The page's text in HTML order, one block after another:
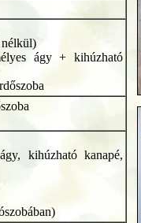
nélkül)
ágy + kihúzható
kihúzható kanapé,